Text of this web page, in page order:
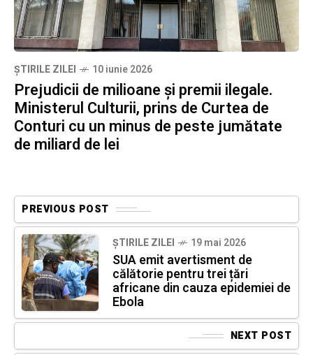
ȘTIRILE ZILEI 10 iunie 2026
Prejudicii de milioane și premii ilegale.
Ministerul Culturii, prins de Curtea de
Conturi cu un minus de peste jumătate
de miliard de lei
PREVIOUS POST
ȘTIRILE ZILEI 19 mai 2026
SUA emit avertisment de
călătorie pentru trei țări
africane din cauza epidemiei de
Ebola
NEXT POST